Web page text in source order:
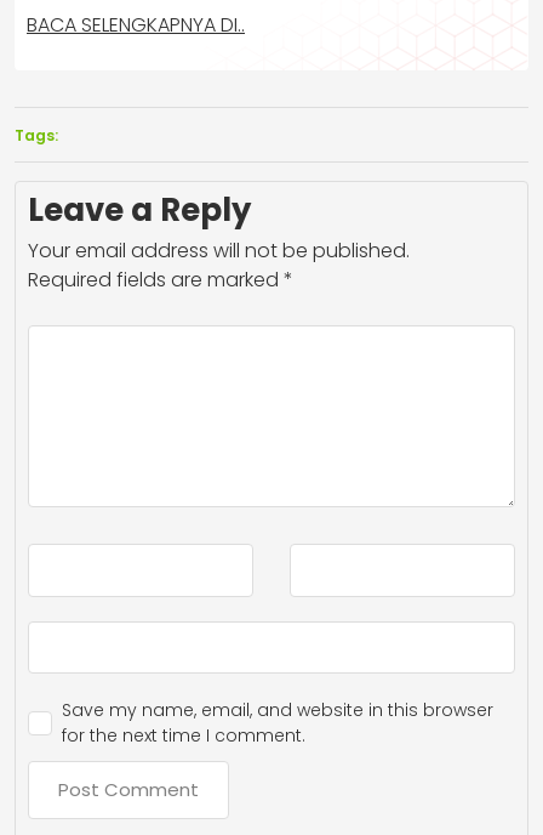
BACA SELENGKAPNYA DI..
Tags:
Leave a Reply
Your email address will not be published.
Required fields are marked *
Save my name, email, and website in this browser
for the next time I comment.